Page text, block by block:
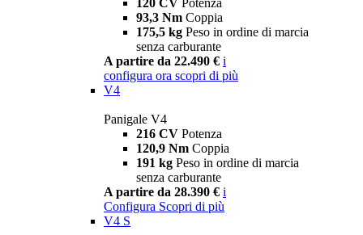
120 CV Potenza
93,3 Nm Coppia
175,5 kg Peso in ordine di marcia
senza carburante
A partire da 22.490 € i
configura ora scopri di più
V4
Panigale V4
216 CV Potenza
120,9 Nm Coppia
191 kg Peso in ordine di marcia
senza carburante
A partire da 28.390 € i
Configura Scopri di più
V4 S